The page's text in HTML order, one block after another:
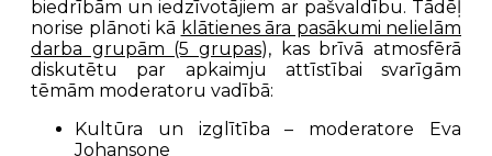
biedrībām un iedzīvotājiem ar pašvaldību. Tādēļ
norise plānoti kā klātienes āra pasākumi nelielām
darba grupām (5 grupas), kas brīvā atmosfērā
diskutētu par apkaimju attīstībai svarīgām
tēmām moderatoru vadībā:
Kultūra un izglītība – moderatore Eva
Johansone